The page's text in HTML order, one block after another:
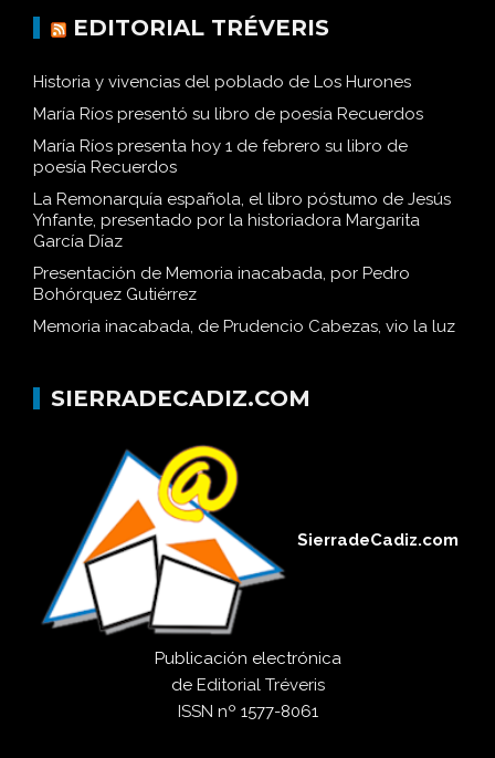
EDITORIAL TRÉVERIS
Historia y vivencias del poblado de Los Hurones
María Ríos presentó su libro de poesía Recuerdos
María Ríos presenta hoy 1 de febrero su libro de
poesía Recuerdos
La Remonarquía española, el libro póstumo de Jesús
Ynfante, presentado por la historiadora Margarita
García Díaz
Presentación de Memoria inacabada, por Pedro
Bohórquez Gutiérrez
Memoria inacabada, de Prudencio Cabezas, vio la luz
SIERRADECADIZ.COM
SierradeCadiz.com
Publicación electrónica
de Editorial Tréveris
ISSN nº 1577-8061